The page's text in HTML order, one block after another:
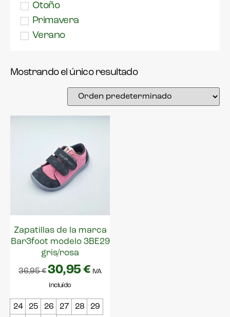
Para todo
Sandalias
Zapato niño
Zapatos de
ceremonia para
niñas y niños
niños y niñas
41
43
Otoño
Primavera
Verano
Mostrando el único resultado
Zapatillas de la marca
Bar3foot modelo 3BE29
gris/rosa
36,95€ 30,95€ IVA
incluído
24 25 26 27 28
29